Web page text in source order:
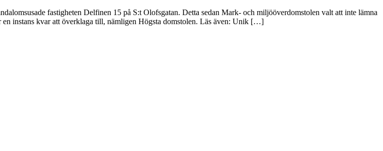
fastigheten Delfinen 15 på S:t Olofsgatan. Detta sedan Mark- och miljööverdomstolen valt att inte lämna
instans kvar att överklaga till, nämligen Högsta domstolen. Läs även: Unik […]